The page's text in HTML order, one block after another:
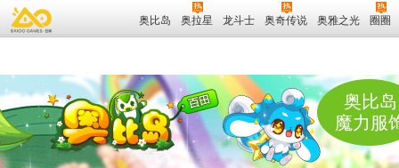
奥比岛 奥拉星 龙斗士 奥奇传说 奥雅之光 圈圈
奥比岛
魔力服